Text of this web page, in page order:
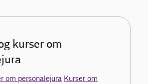
kurser om
om personalejura Kurser om